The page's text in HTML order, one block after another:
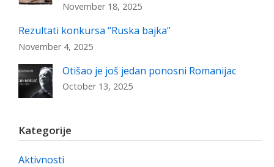
November 18, 2025
Rezultati konkursa “Ruska bajka”
November 4, 2025
Otišao je još jedan ponosni Romanijac
October 13, 2025
Kategorije
Aktivnosti